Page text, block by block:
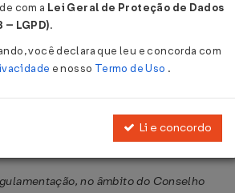
COFFITO Nº 624 DE
no âmbito do Conselho
com a Lei Geral de Proteção de Dados
– LGPD).
você declara que leu e concorda com
e nosso Termo de Uso .
Li e concordo